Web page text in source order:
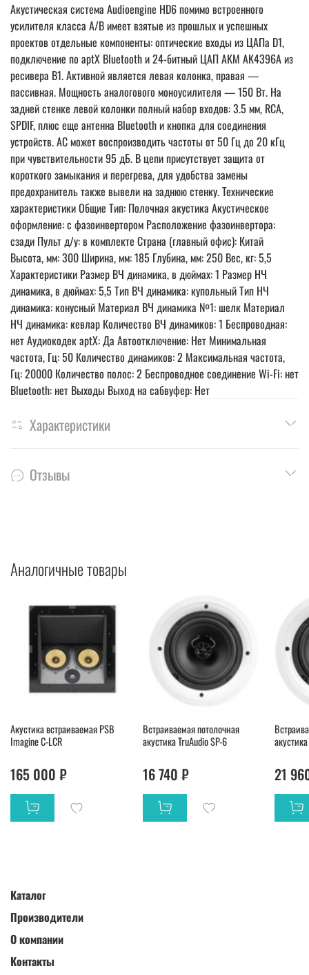
Акустическая система Audioengine HD6 помимо встроенного
усилителя класса A/B имеет взятые из прошлых и успешных
проектов отдельные компоненты: оптические входы из ЦАПа D1,
подключение по aptX Bluetooth и 24-битный ЦАП AKM AK4396A из
ресивера B1. Активной является левая колонка, правая —
пассивная. Мощность аналогового моноусилителя — 150 Вт. На
задней стенке левой колонки полный набор входов: 3.5 мм, RCA,
SPDIF, плюс еще антенна Bluetooth и кнопка для соединения
устройств. АС может воспроизводить частоты от 50 Гц до 20 кГц
при чувствительности 95 дБ. В цепи присутствует защита от
короткого замыкания и перегрева, для удобства замены
предохранитель также вывели на заднюю стенку. Технические
характеристики Общие Тип: Полочная акустика Акустическое
оформление: с фазоинвертором Расположение фазоинвертора:
сзади Пульт д/у: в комплекте Страна (главный офис): Китай
Высота, мм: 300 Ширина, мм: 185 Глубина, мм: 250 Вес, кг: 5,5
Характеристики Размер ВЧ динамика, в дюймах: 1 Размер НЧ
динамика, в дюймах: 5,5 Тип ВЧ динамика: купольный Тип НЧ
динамика: конусный Материал ВЧ динамика №1: шелк Материал
НЧ динамика: кевлар Количество ВЧ динамиков: 1 Беспроводная:
нет Аудиокодек aptX: Да Автоотключение: Нет Минимальная
частота, Гц: 50 Количество динамиков: 2 Максимальная частота,
Гц: 20000 Количество полос: 2 Беспроводное соединение Wi-Fi: нет
Bluetooth: нет Выходы Выход на сабвуфер: Нет
Характеристики
Отзывы
Аналогичные товары
Акустика встраиваемая PSB
Imagine C-LCR
165 000 ₽
Встраиваемая потолочная
акустика TruAudio SP-6
16 740 ₽ 21
Каталог
Производители
О компании
Контакты